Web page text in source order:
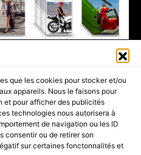
que les cookies pour stocker et/ou
appareils. Nous le faisons pour
et pour afficher des publicités
technologies nous autorisera à
de navigation ou les ID
consentir ou de retirer son
sur certaines fonctonnalités et
GROUP.EDITOR - ADVERTISING
MEDIANE.
35 MAGAZINES
Voyages Contact